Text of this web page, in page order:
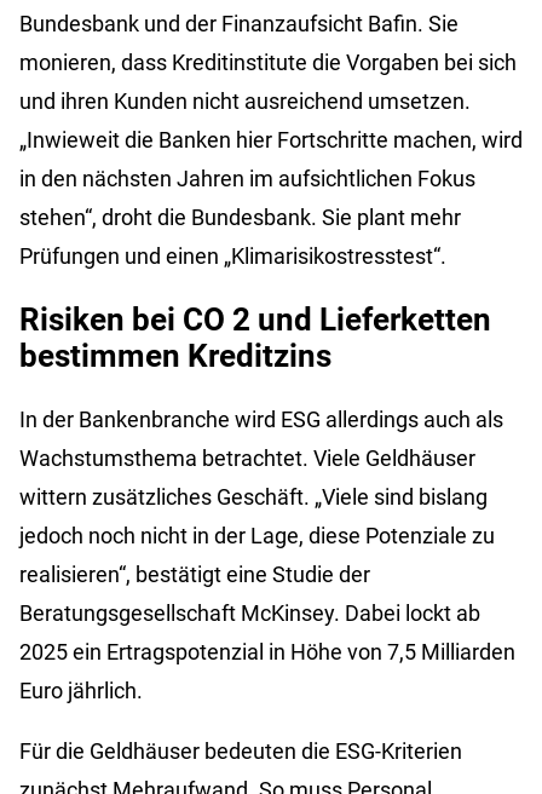
Bundesbank und der Finanzaufsicht Bafin. Sie
monieren, dass Kreditinstitute die Vorgaben bei sich
und ihren Kunden nicht ausreichend umsetzen.
„Inwieweit die Banken hier Fortschritte machen, wird
in den nächsten Jahren im aufsichtlichen Fokus
stehen“, droht die Bundesbank. Sie plant mehr
Prüfungen und einen „Klimarisikostresstest“.
Risiken bei CO 2 und Lieferketten
bestimmen Kreditzins
In der Bankenbranche wird ESG allerdings auch als
Wachstumsthema betrachtet. Viele Geldhäuser
wittern zusätzliches Geschäft. „Viele sind bislang
jedoch noch nicht in der Lage, diese Potenziale zu
realisieren“, bestätigt eine Studie der
Beratungsgesellschaft McKinsey. Dabei lockt ab
2025 ein Ertragspotenzial in Höhe von 7,5 Milliarden
Euro jährlich.
Für die Geldhäuser bedeuten die ESG-Kriterien